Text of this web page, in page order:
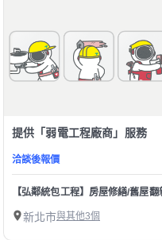
提供「弱電工程廠商」服務
洽談後報價
【弘鄰統包工程】房屋修繕/舊屋翻
新北市與其他3個